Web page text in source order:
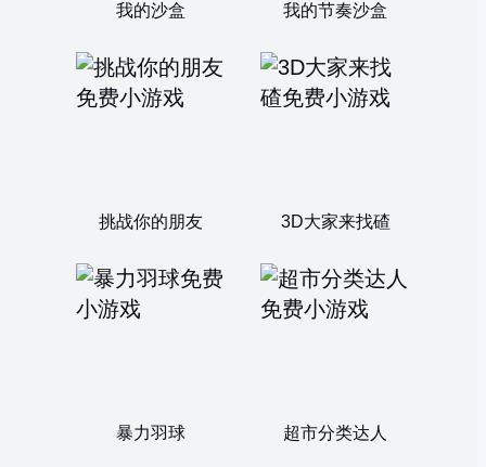
我的沙盒 我的节奏沙盒
挑战你的朋友 3D大家来找碴
暴力羽球 超市分类达人